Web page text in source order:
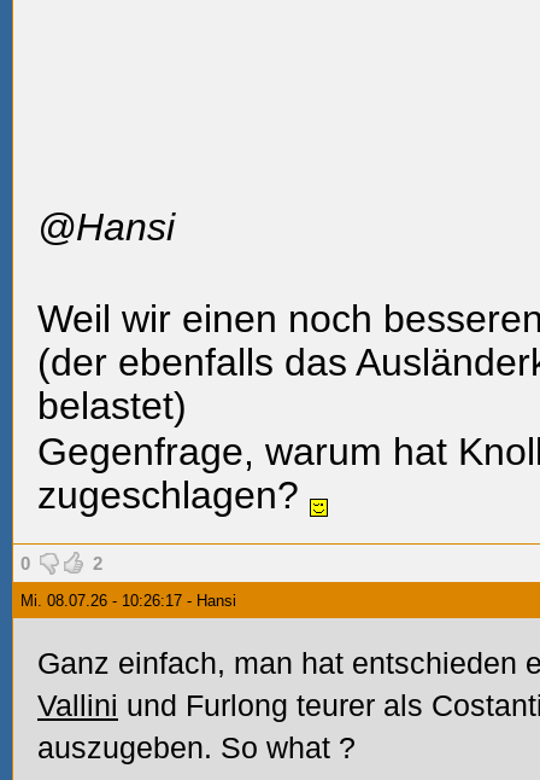
@Hansi
Weil wir einen noch
(der ebenfalls das
belastet)
Gegenfrage, warum hat
zugeschlagen?
0 2
Mi. 08.07.26 - 10:26:17 - Hansi
Ganz einfach, man hat entschieden
Vallini und Furlong teurer als
auszugeben. So what ?